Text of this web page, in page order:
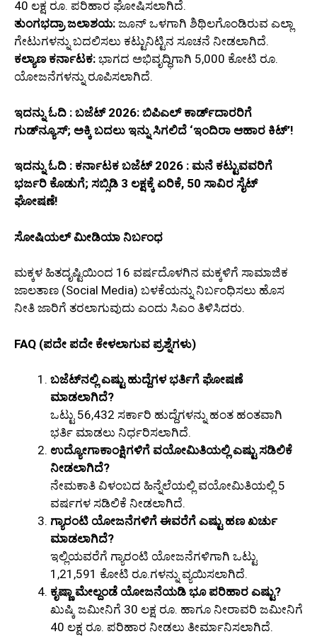
40 ಲಕ್ಷ ರೂ. ಪರಿಹಾರ ಘೋಷಿಸಲಾಗಿದೆ.
ತುಂಗಭದ್ರಾ ಜಲಾಶಯ: ಜೂನ್ ಒಳಗಾಗಿ ಶಿಥಿಲಗೊಂಡಿರುವ ಎಲ್ಲಾ
ಗೇಟುಗಳನ್ನು ಬದಲಿಸಲು ಕಟ್ಟುನಿಟ್ಟಿನ ಸೂಚನೆ ನೀಡಲಾಗಿದೆ.
ಕಲ್ಯಾಣ ಕರ್ನಾಟಕ: ಭಾಗದ ಅಭಿವೃದ್ಧಿಗಾಗಿ 5,000 ಕೋಟಿ ರೂ.
ಯೋಜನೆಗಳನ್ನು ರೂಪಿಸಲಾಗಿದೆ.
ಇದನ್ನು ಓದಿ : ಬಜೆಟ್ 2026: ಬಿಪಿಎಲ್ ಕಾರ್ಡ್‌ದಾರರಿಗೆ
ಗುಡ್‌ನ್ಯೂಸ್; ಅಕ್ಕಿ ಬದಲು ಇನ್ನು ಸಿಗಲಿದೆ ‘ಇಂದಿರಾ ಆಹಾರ ಕಿಟ್’!
ಇದನ್ನು ಓದಿ : ಕರ್ನಾಟಕ ಬಜೆಟ್ 2026 : ಮನೆ ಕಟ್ಟುವವರಿಗೆ
ಭರ್ಜರಿ ಕೊಡುಗೆ; ಸಬ್ಸಿಡಿ 3 ಲಕ್ಷಕ್ಕೆ ಏರಿಕೆ, 50 ಸಾವಿರ ಸೈಟ್
ಘೋಷಣೆ!
ಸೋಷಿಯಲ್ ಮೀಡಿಯಾ ನಿರ್ಬಂಧ
ಮಕ್ಕಳ ಹಿತದೃಷ್ಟಿಯಿಂದ 16 ವರ್ಷದೊಳಗಿನ ಮಕ್ಕಳಿಗೆ ಸಾಮಾಜಿಕ
ಜಾಲತಾಣ (Social Media) ಬಳಕೆಯನ್ನು ನಿರ್ಬಂಧಿಸಲು ಹೊಸ
ನೀತಿ ಜಾರಿಗೆ ತರಲಾಗುವುದು ಎಂದು ಸಿಎಂ ತಿಳಿಸಿದರು.
FAQ (ಪದೇ ಪದೇ ಕೇಳಲಾಗುವ ಪ್ರಶ್ನೆಗಳು)
ಬಜೆಟ್‌ನಲ್ಲಿ ಎಷ್ಟು ಹುದ್ದೆಗಳ ಭರ್ತಿಗೆ ಘೋಷಣೆ
ಮಾಡಲಾಗಿದೆ?
ಒಟ್ಟು 56,432 ಸರ್ಕಾರಿ ಹುದ್ದೆಗಳನ್ನು ಹಂತ ಹಂತವಾಗಿ
ಭರ್ತಿ ಮಾಡಲು ನಿರ್ಧರಿಸಲಾಗಿದೆ.
ಉದ್ಯೋಗಾಕಾಂಕ್ಷಿಗಳಿಗೆ ವಯೋಮಿತಿಯಲ್ಲಿ ಎಷ್ಟು ಸಡಿಲಿಕೆ
ನೀಡಲಾಗಿದೆ?
ನೇಮಕಾತಿ ವಿಳಂಬದ ಹಿನ್ನೆಲೆಯಲ್ಲಿ ವಯೋಮಿತಿಯಲ್ಲಿ 5
ವರ್ಷಗಳ ಸಡಿಲಿಕೆ ನೀಡಲಾಗಿದೆ.
ಗ್ಯಾರಂಟಿ ಯೋಜನೆಗಳಿಗೆ ಈವರೆಗೆ ಎಷ್ಟು ಹಣ ಖರ್ಚು
ಮಾಡಲಾಗಿದೆ?
ಇಲ್ಲಿಯವರೆಗೆ ಗ್ಯಾರಂಟಿ ಯೋಜನೆಗಳಿಗಾಗಿ ಒಟ್ಟು
1,21,591 ಕೋಟಿ ರೂ.ಗಳನ್ನು ವ್ಯಯಿಸಲಾಗಿದೆ.
ಕೃಷ್ಣಾ ಮೇಲ್ದಂಡೆ ಯೋಜನೆಯಡಿ ಭೂ ಪರಿಹಾರ ಎಷ್ಟು?
ಖುಷ್ಕಿ ಜಮೀನಿಗೆ 30 ಲಕ್ಷ ರೂ. ಹಾಗೂ ನೀರಾವರಿ ಜಮೀನಿಗೆ
40 ಲಕ್ಷ ರೂ. ಪರಿಹಾರ ನೀಡಲು ತೀರ್ಮಾನಿಸಲಾಗಿದೆ.